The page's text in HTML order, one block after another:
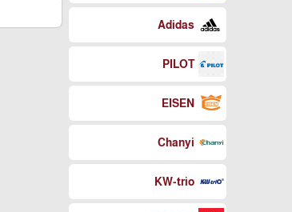
Adidas
PILOT
EISEN
Chanyi
KW-trio